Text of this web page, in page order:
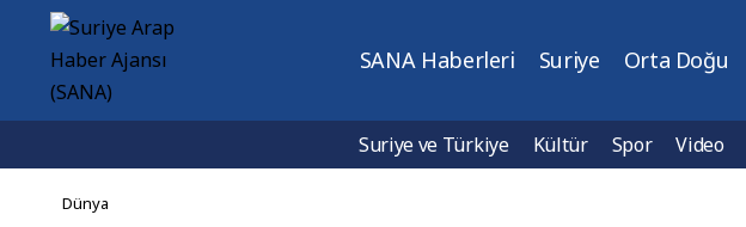
SANA Haberleri Suriye Orta Doğu
Suriye ve Türkiye Kültür Spor Video
Dünya